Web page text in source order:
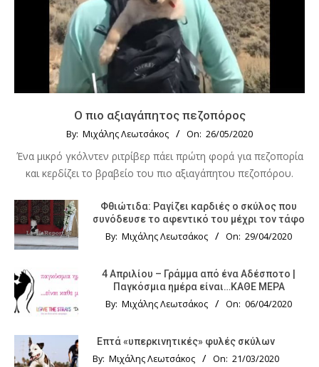
Ο πιο αξιαγάπητος πεζοπόρος
By: Μιχάλης Λεωτσάκος On: 26/05/2020
Ένα μικρό γκόλντεν ριτρίβερ πάει πρώτη φορά για πεζοπορία
και κερδίζει το βραβείο του πιο αξιαγάπητου πεζοπόρου.
Φθιώτιδα: Ραγίζει καρδιές ο σκύλος που
συνόδευσε το αφεντικό του μέχρι τον τάφο
By: Μιχάλης Λεωτσάκος On: 29/04/2020
4 Απριλίου – Γράμμα από ένα Αδέσποτο |
Παγκόσμια ημέρα είναι…ΚΑΘΕ ΜΕΡΑ
By: Μιχάλης Λεωτσάκος On: 06/04/2020
Επτά «υπερκινητικές» φυλές σκύλων
By: Μιχάλης Λεωτσάκος On: 21/03/2020